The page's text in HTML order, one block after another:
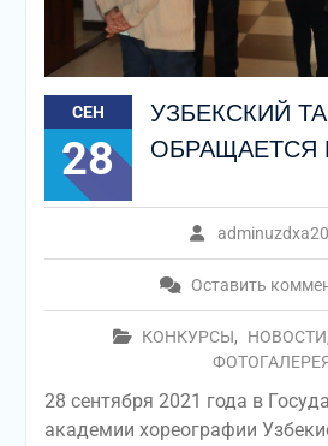
СЕН
28
УЗБЕКСКИЙ
ОБРАЩАЕТСЯ
Оставить
КОНКУРСЫ, НОВОСТИ
28 сентября 2021 года в
академии хореографии